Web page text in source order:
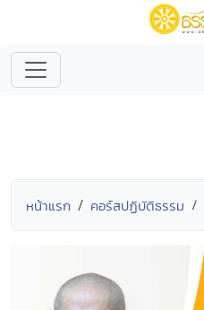
หน้าแรก คอร์สปฏิบัติธรรม